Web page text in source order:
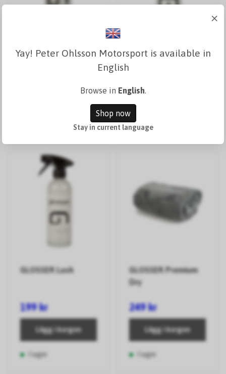
GLOSSER Red Devil GLOSSER Amaze
I lager
GLOSSER Lush
199 kr
Lägg i korgen
I lager
GLOSSER Premium
Dry
249 kr
Lägg i korgen
I lager
×
Yay! Peter Ohlsson Motorsport is available in
English
Browse in English.
Shop now
Stay in current language